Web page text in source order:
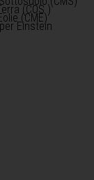
(COS )
(CME)
Einstein